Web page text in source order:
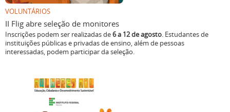
VOLUNTÁRIOS
II Flig abre seleção de monitores
Inscrições podem ser realizadas de6 a 12 de agosto. Estudantes de
instituições públicas e privadas de ensino, além de pessoas
interessadas, podem participar da seleção.